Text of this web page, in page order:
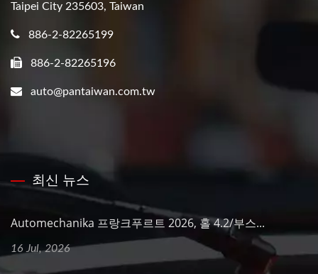
Taipei City 235603, Taiwan
886-2-82265199
886-2-82265196
auto@pantaiwan.com.tw
최신 뉴스
Automechanika 프랑크푸르트 2026, 홀 4.2/부스...
16 Jul, 2026